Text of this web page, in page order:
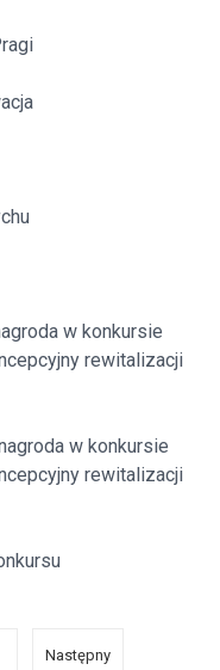
w konkursie
rewitalizacji
w konkursie
rewitalizacji
Następny